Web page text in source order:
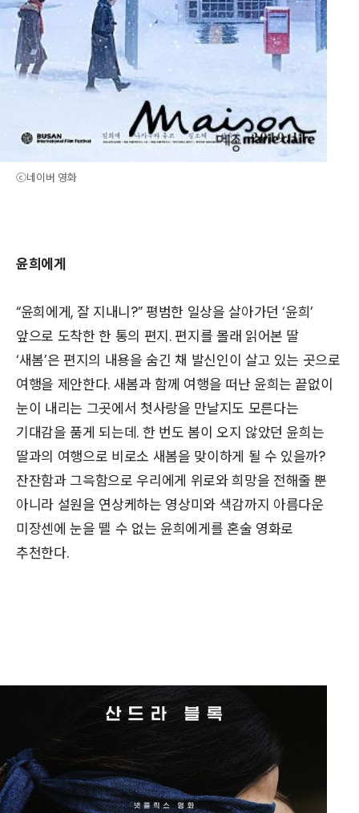
ⓒ네이버 영화
윤희에게
“윤희에게, 잘 지내니?” 평범한 일상을 살아가던 ‘윤희’
앞으로 도착한 한 통의 편지. 편지를 몰래 읽어본 딸
‘새봄’은 편지의 내용을 숨긴 채 발신인이 살고 있는 곳으로
여행을 제안한다. 새봄과 함께 여행을 떠난 윤희는 끝없이
눈이 내리는 그곳에서 첫사랑을 만날지도 모른다는
기대감을 품게 되는데. 한 번도 봄이 오지 않았던 윤희는
딸과의 여행으로 비로소 새봄을 맞이하게 될 수 있을까?
잔잔함과 그윽함으로 우리에게 위로와 희망을 전해줄 뿐
아니라 설원을 연상케하는 영상미와 색감까지 아름다운
미장센에 눈을 뗄 수 없는 윤희에게를 혼술 영화로
추천한다.